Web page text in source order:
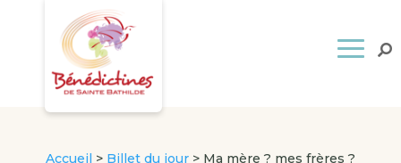
Accueil > Billet du jour> Ma mère ? mes frères ?